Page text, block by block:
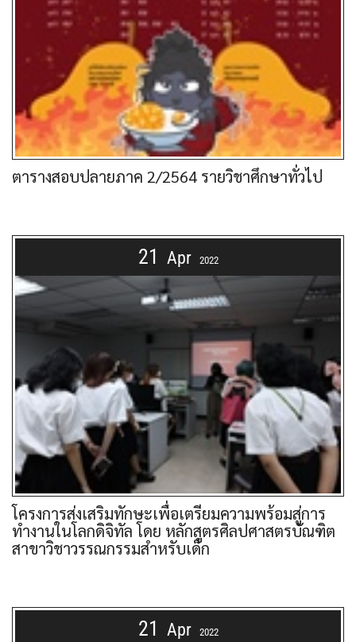
ตารางสอบปลายภาค 2/2564 รายวิชาศึกษาทั่วไป
21 Apr 2022
โครงการส่งเสริมทักษะเพื่อเตรียมความพร้อมสู่การ
ทำงานในโลกดิจิทัล โดย หลักสูตรศิลปศาสตรบัณฑิต
สาขาวิชาวรรณกรรมสำหรับเด็ก
21 Apr 2022